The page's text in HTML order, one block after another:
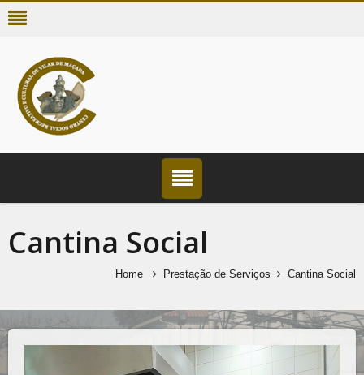
Cantina Social
Home Prestação de Serviços Cantina Social